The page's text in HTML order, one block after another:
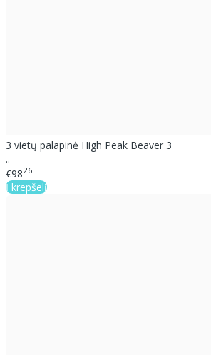
3 vietų palapinė High Peak Beaver 3
..
€9826
Į krepšelį